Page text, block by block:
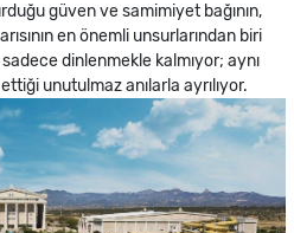
güven ve samimiyet bağının,
en önemli unsurlarından biri
dinlenmekle kalmıyor; aynı
unutulmaz anılarla ayrılıyor.